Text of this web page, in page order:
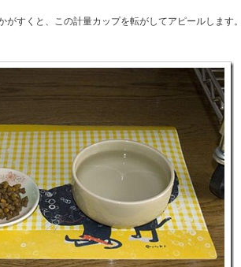
がすくと、この計量カップを転がしてアピールします